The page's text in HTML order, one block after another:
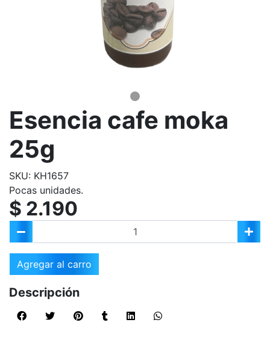
Esencia cafe moka
25g
SKU: KH1657
Pocas unidades.
$ 2.190
Agregar al carro
Descripción